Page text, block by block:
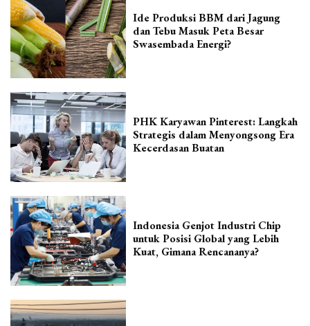
Ide Produksi BBM dari Jagung
dan Tebu Masuk Peta Besar
Swasembada Energi?
PHK Karyawan Pinterest: Langkah
Strategis dalam Menyongsong Era
Kecerdasan Buatan
Indonesia Genjot Industri Chip
untuk Posisi Global yang Lebih
Kuat, Gimana Rencananya?